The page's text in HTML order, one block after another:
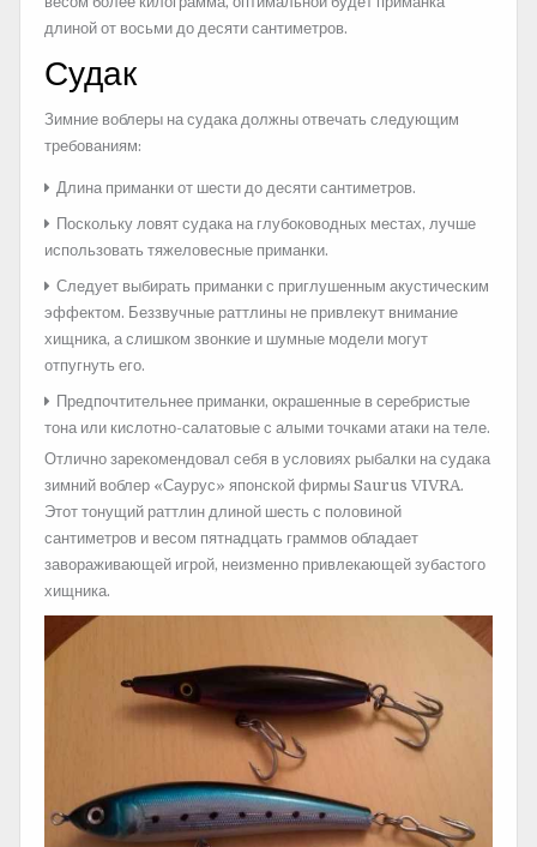
длиной от восьми до десяти сантиметров.
Судак
Зимние воблеры на судака должны отвечать следующим
требованиям:
Длина приманки от шести до десяти сантиметров.
Поскольку ловят судака на глубоководных местах, лучше
использовать тяжеловесные приманки.
Следует выбирать приманки с приглушенным акустическим
эффектом. Беззвучные раттлины не привлекут внимание
хищника, а слишком звонкие и шумные модели могут
отпугнуть его.
Предпочтительнее приманки, окрашенные в серебристые
тона или кислотно-салатовые с алыми точками атаки на теле.
Отлично зарекомендовал себя в условиях рыбалки на судака
зимний воблер «Саурус» японской фирмы Saurus VIVRA.
Этот тонущий раттлин длиной шесть с половиной
сантиметров и весом пятнадцать граммов обладает
завораживающей игрой, неизменно привлекающей зубастого
хищника.